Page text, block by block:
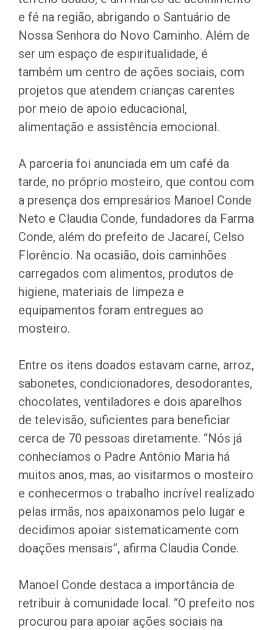
e fé na região, abrigando o Santuário de
Nossa Senhora do Novo Caminho. Além de
ser um espaço de espiritualidade, é
também um centro de ações sociais, com
projetos que atendem crianças carentes
por meio de apoio educacional,
alimentação e assistência emocional.
A parceria foi anunciada em um café da
tarde, no próprio mosteiro, que contou com
a presença dos empresários Manoel Conde
Neto e Claudia Conde, fundadores da Farma
Conde, além do prefeito de Jacareí, Celso
Florêncio. Na ocasião, dois caminhões
carregados com alimentos, produtos de
higiene, materiais de limpeza e
equipamentos foram entregues ao
mosteiro.
Entre os itens doados estavam carne, arroz,
sabonetes, condicionadores, desodorantes,
chocolates, ventiladores e dois aparelhos
de televisão, suficientes para beneficiar
cerca de 70 pessoas diretamente. “Nós já
conhecíamos o Padre Antônio Maria há
muitos anos, mas, ao visitarmos o mosteiro
e conhecermos o trabalho incrível realizado
pelas irmãs, nos apaixonamos pelo lugar e
decidimos apoiar sistematicamente com
doações mensais”, afirma Claudia Conde.
Manoel Conde destaca a importância de
retribuir à comunidade local. “O prefeito nos
procurou para apoiar ações sociais na